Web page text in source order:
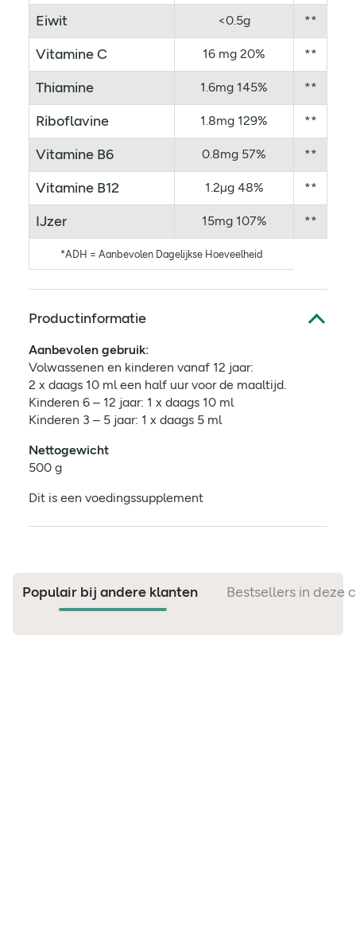
Eiwit <0.5g **
Vitamine C 16 mg 20% **
Thiamine 1.6mg 145% **
Riboflavine 1.8mg 129% **
Vitamine B6 0.8mg 57% **
Vitamine B12 1.2µg 48% **
IJzer 15mg 107% **
*ADH = Aanbevolen Dagelijkse Hoeveelheid
Productinformatie
Aanbevolen gebruik:
Volwassenen en kinderen vanaf 12 jaar:
2 x daags 10 ml een half uur voor de maaltijd.
Kinderen 6 – 12 jaar: 1 x daags 10 ml
Kinderen 3 – 5 jaar: 1 x daags 5 ml
Nettogewicht
500 g
Dit is een voedingssupplement
Populair bij andere klanten Bestsellers in deze